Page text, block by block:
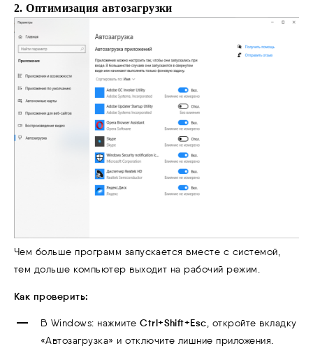
2. Оптимизация автозагрузки
Чем больше программ запускается вместе с системой,
тем дольше компьютер выходит на рабочий режим.
Как проверить:
В Windows: нажмитеCtrl+Shift+Esc, откройте вкладку
«Автозагрузка» и отключите лишние приложения.